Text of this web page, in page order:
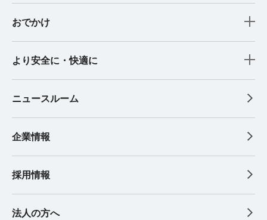
おでかけ
より安全に・快適に
ニュースルーム
企業情報
採用情報
法人の方へ